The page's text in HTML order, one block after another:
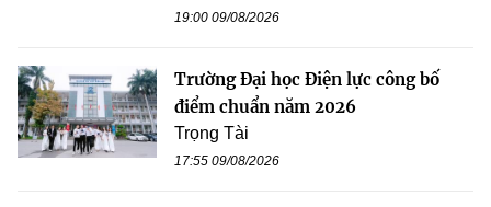
19:00 09/08/2026
Trường Đại học Điện lực công bố
điểm chuẩn năm 2026
Trọng Tài
17:55 09/08/2026